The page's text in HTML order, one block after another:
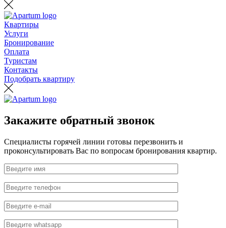
Квартиры
Услуги
Бронирование
Оплата
Туристам
Контакты
Подобрать квартиру
Закажите обратный звонок
Специалисты горячей линии готовы перезвонить и
проконсультировать Вас по вопросам бронирования квартир.